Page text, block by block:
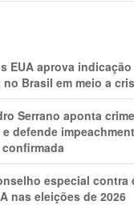
EUA aprova
no Brasil em meio a
Serrano aponta
defende
especial contra
nas eleições de 2026